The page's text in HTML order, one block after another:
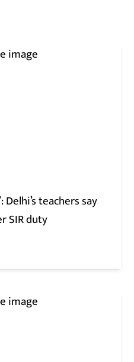
Delhi’s teachers say
SIR duty